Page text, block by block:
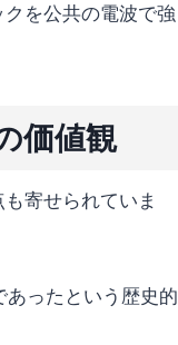
を公共の電波で強
価値観
寄せられていま
ったという歴史的